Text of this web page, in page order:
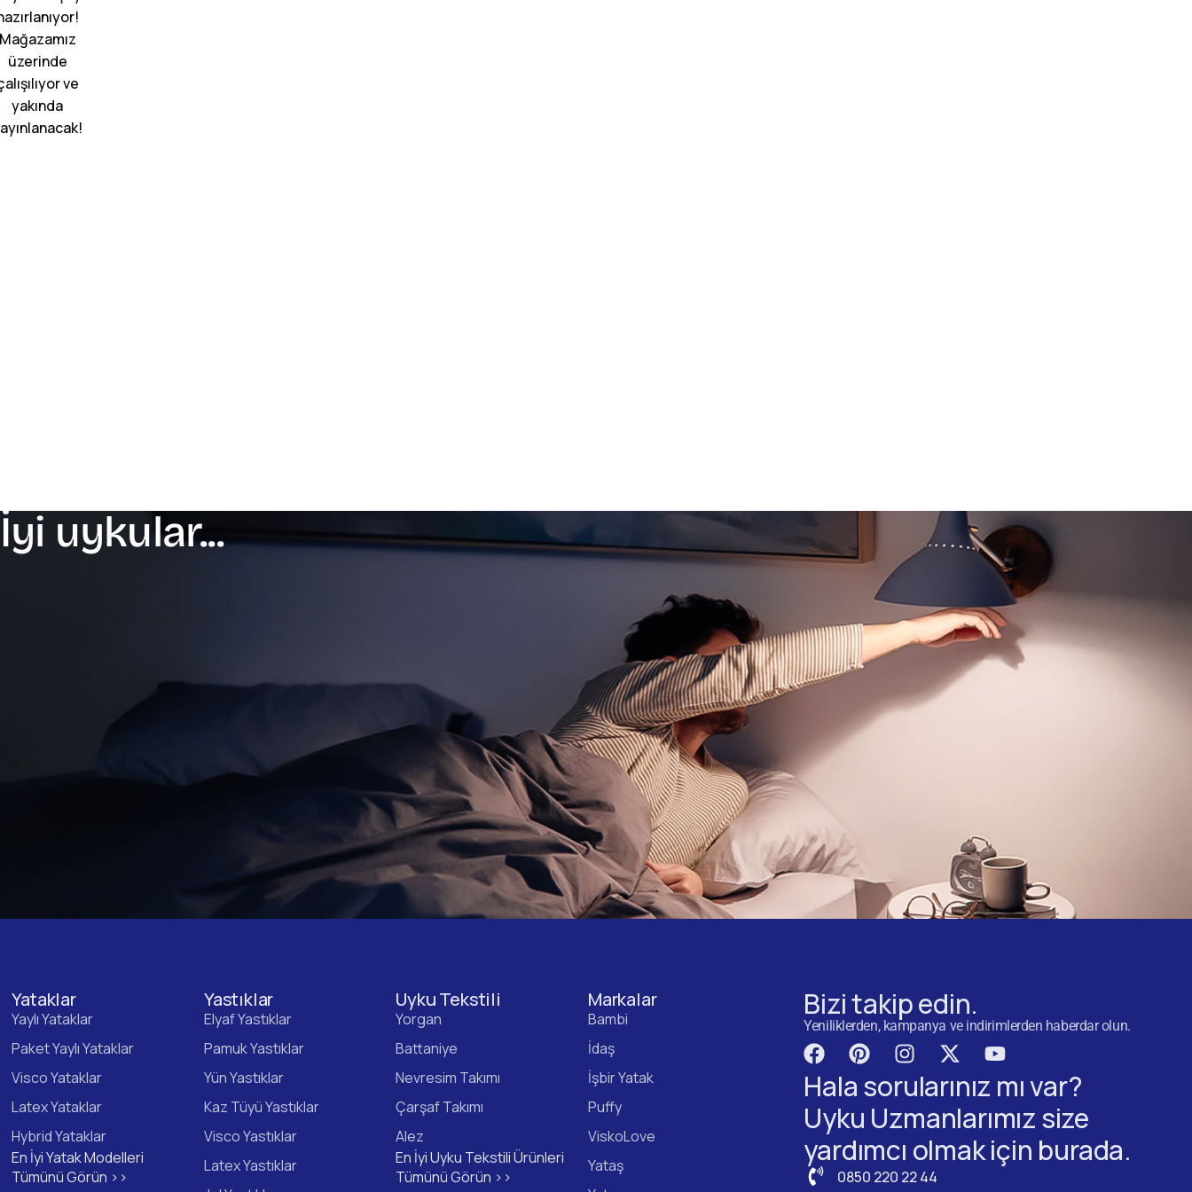
üzerinde
ve
yakında
İyi uykular...
Yataklar
Yaylı Yataklar
Paket Yaylı Yataklar
Visco Yataklar
Latex Yataklar
Hybrid Yataklar
En İyi Yatak Modelleri
Tümünü Görün >>
Yastıklar
Elyaf Yastıklar
Pamuk Yastıklar
Yün Yastıklar
Kaz Tüyü Yastıklar
Visco Yastıklar
Latex Yastıklar
Uyku Tekstili
Yorgan
Battaniye
Nevresim Takımı
Çarşaf Takımı
Alez
En İyi Uyku Tekstili Ürünleri
Tümünü Görün >>
Markalar
Bambi
İdaş
İşbir Yatak
Puffy
ViskoLove
Yataş
Bizi takip edin.
Yeniliklerden, kampanya ve indirimlerden haberdar olun.
Hala sorularınız mı var?
Uyku Uzmanlarımız size
yardımcı olmak için burada.
0850 220 22 44